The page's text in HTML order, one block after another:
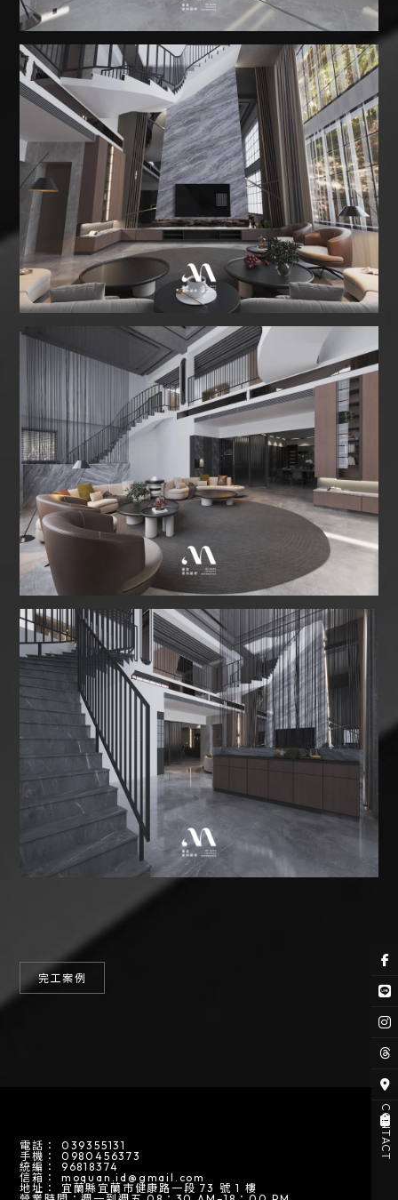
完工案例
039355131
0980456373
96818374
moquan.id@gmail.com
宜蘭縣宜蘭市健康路一段 73 號 1 樓
CONTACT